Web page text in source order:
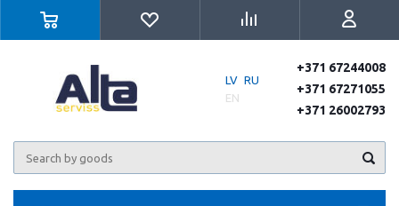
LV RU
EN
+371 67244008
+371 67271055
+371 26002793